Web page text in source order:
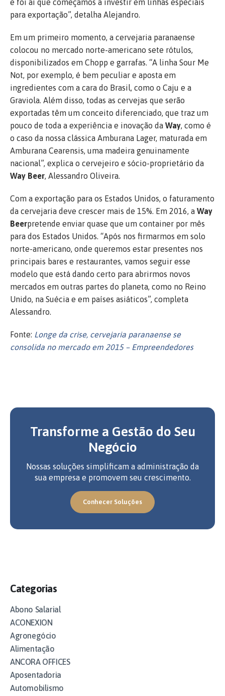
e foi aí que começamos a investir em linhas especiais
para exportação”, detalha Alejandro.
Em um primeiro momento, a cervejaria paranaense
colocou no mercado norte-americano sete rótulos,
disponibilizados em Chopp e garrafas. “A linha Sour Me
Not, por exemplo, é bem peculiar e aposta em
ingredientes com a cara do Brasil, como o Caju e a
Graviola. Além disso, todas as cervejas que serão
exportadas têm um conceito diferenciado, que traz um
pouco de toda a experiência e inovação da Way, como é
o caso da nossa clássica Amburana Lager, maturada em
Amburana Cearensis, uma madeira genuinamente
nacional”, explica o cervejeiro e sócio-proprietário da
Way Beer, Alessandro Oliveira.
Com a exportação para os Estados Unidos, o faturamento
da cervejaria deve crescer mais de 15%. Em 2016, a Way
Beerpretende enviar quase que um container por mês
para dos Estados Unidos. “Após nos firmarmos em solo
norte-americano, onde queremos estar presentes nos
principais bares e restaurantes, vamos seguir esse
modelo que está dando certo para abrirmos novos
mercados em outras partes do planeta, como no Reino
Unido, na Suécia e em países asiáticos”, completa
Alessandro.
Fonte: Longe da crise, cervejaria paranaense se
consolida no mercado em 2015 – Empreendedores
Transforme a Gestão do Seu
Negócio
Nossas soluções simplificam a administração da
sua empresa e promovem seu crescimento.
Conhecer Soluções
Categorias
Abono Salarial
ACONEXION
Agronegócio
Alimentação
ANCORA OFFICES
Aposentadoria
Automobilismo